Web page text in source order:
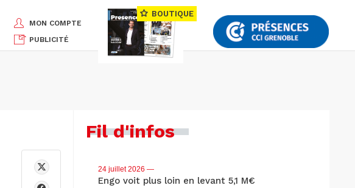
MON COMPTE
PUBLICITÉ
BOUTIQUE
Fil d'infos
24 juillet 2026 —
Engo voit plus loin en levant 5,1 M€